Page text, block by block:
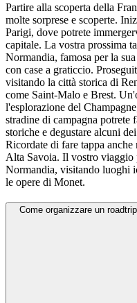
Partire alla scoperta della
molte sorprese e scoperte.
Parigi, dove potrete
capitale. La vostra prossima
Normandia, famosa per la
con case a graticcio.
visitando la città storica di
come Saint-Malo e Brest.
l'esplorazione del
stradine di campagna potrete
storiche e degustare alcuni
Ricordate di fare tappa
Alta Savoia. Il vostro viaggio
Normandia, visitando luoghi
le opere di Monet.
Come organizzare un